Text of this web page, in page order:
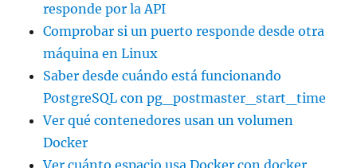
responde por la API
Comprobar si un puerto responde desde otra
máquina en Linux
Saber desde cuándo está funcionando
PostgreSQL con pg_postmaster_start_time
Ver qué contenedores usan un volumen
Docker